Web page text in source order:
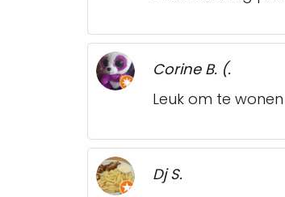
Corine B. (.
Leuk om te wonen
Dj S.